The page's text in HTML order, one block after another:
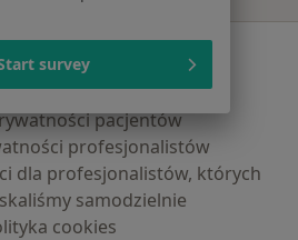
Regulamin
pacjentów
profesjonalistów
dla profesjonalistów, których
samodzielnie
cookies
survey